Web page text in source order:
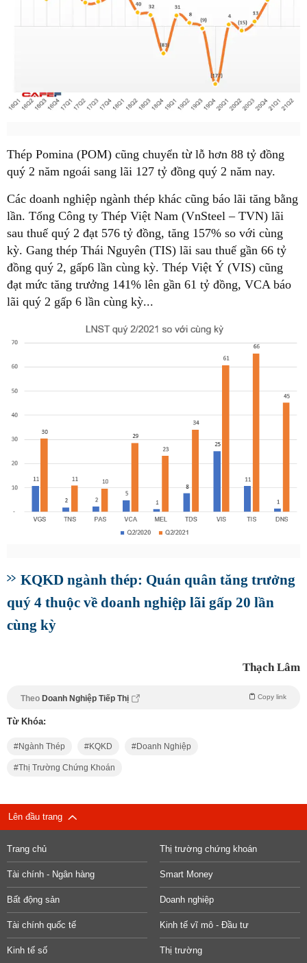
Thép Pomina (POM) cũng chuyển từ lỗ hơn 88 tỷ đồng
quý 2 năm ngoái sang lãi 127 tỷ đồng quý 2 năm nay.
Các doanh nghiệp ngành thép khác cũng báo lãi tăng bằng
lần. Tổng Công ty Thép Việt Nam (VnSteel – TVN) lãi
sau thuế quý 2 đạt 576 tỷ đồng, tăng 157% so với cùng
kỳ. Gang thép Thái Nguyên (TIS) lãi sau thuế gần 66 tỷ
đồng quý 2, gấp6 lần cùng kỳ. Thép Việt Ý (VIS) cũng
đạt mức tăng trưởng 141% lên gần 61 tỷ đồng, VCA báo
lãi quý 2 gấp 6 lần cùng kỳ...
KQKD ngành thép: Quán quân tăng trưởng
quý 4 thuộc về doanh nghiệp lãi gấp 20 lần
cùng kỳ
Thạch Lâm
Theo Doanh Nghiệp Tiếp Thị Copy link
Từ Khóa:
Ngành Thép KQKD Doanh Nghiệp
Thị Trường Chứng Khoán
Lên đầu trang
Trang chủ Thị trường chứng khoán
Tài chính - Ngân hàng Smart Money
Bất động sản Doanh nghiệp
Tài chính quốc tế Kinh tế vĩ mô - Đầu tư
Kinh tế số Thị trường